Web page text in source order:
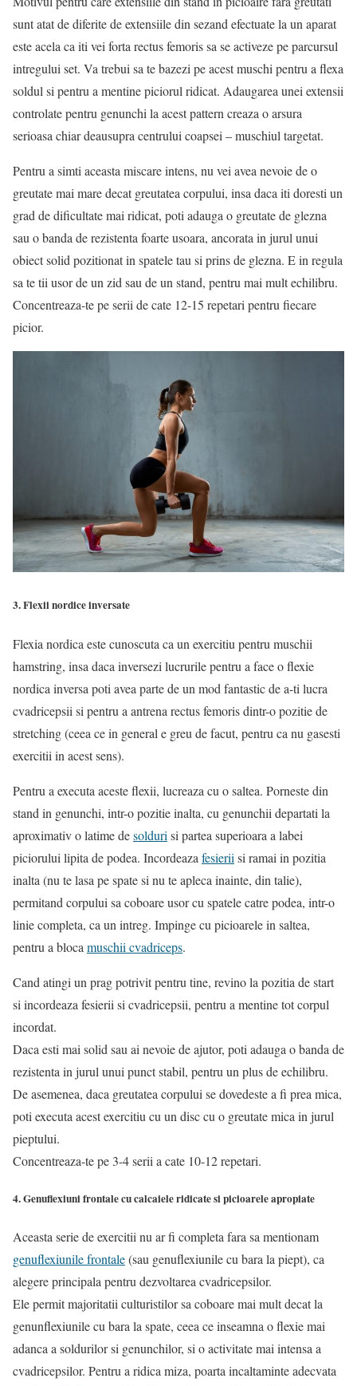
sunt atat de diferite de extensiile din sezand efectuate la un aparat
este acela ca iti vei forta rectus femoris sa se activeze pe parcursul
intregului set. Va trebui sa te bazezi pe acest muschi pentru a flexa
soldul si pentru a mentine piciorul ridicat. Adaugarea unei extensii
controlate pentru genunchi la acest pattern creaza o arsura
serioasa chiar deausupra centrului coapsei – muschiul targetat.
Pentru a simti aceasta miscare intens, nu vei avea nevoie de o
greutate mai mare decat greutatea corpului, insa daca iti doresti un
grad de dificultate mai ridicat, poti adauga o greutate de glezna
sau o banda de rezistenta foarte usoara, ancorata in jurul unui
obiect solid pozitionat in spatele tau si prins de glezna. E in regula
sa te tii usor de un zid sau de un stand, pentru mai mult echilibru.
Concentreaza-te pe serii de cate 12-15 repetari pentru fiecare
picior.
3. Flexii nordice inversate
Flexia nordica este cunoscuta ca un exercitiu pentru muschii
hamstring, insa daca inversezi lucrurile pentru a face o flexie
nordica inversa poti avea parte de un mod fantastic de a-ti lucra
cvadricepsii si pentru a antrena rectus femoris dintr-o pozitie de
stretching (ceea ce in general e greu de facut, pentru ca nu gasesti
exercitii in acest sens).
Pentru a executa aceste flexii, lucreaza cu o saltea. Porneste din
stand in genunchi, intr-o pozitie inalta, cu genunchii departati la
aproximativ o latime desolduri si partea superioara a labei
piciorului lipita de podea. Incordeaza fesierii si ramai in pozitia
inalta (nu te lasa pe spate si nu te apleca inainte, din talie),
permitand corpului sa coboare usor cu spatele catre podea, intr-o
linie completa, ca un intreg. Impinge cu picioarele in saltea,
pentru a bloca muschii cvadriceps.
Cand atingi un prag potrivit pentru tine, revino la pozitia de start
si incordeaza fesierii si cvadricepsii, pentru a mentine tot corpul
incordat.
Daca esti mai solid sau ai nevoie de ajutor, poti adauga o banda de
rezistenta in jurul unui punct stabil, pentru un plus de echilibru.
De asemenea, daca greutatea corpului se dovedeste a fi prea mica,
poti executa acest exercitiu cu un disc cu o greutate mica in jurul
pieptului.
Concentreaza-te pe 3-4 serii a cate 10-12 repetari.
4. Genuflexiuni frontale cu calcaiele ridicate si picioarele apropiate
Aceasta serie de exercitii nu ar fi completa fara sa mentionam
genuflexiunile frontale(sau genuflexiunile cu bara la piept), ca
alegere principala pentru dezvoltarea cvadricepsilor.
Ele permit majoritatii culturistilor sa coboare mai mult decat la
genunflexiunile cu bara la spate, ceea ce inseamna o flexie mai
adanca a soldurilor si genunchilor, si o activitate mai intensa a
cvadricepsilor. Pentru a ridica miza, poarta incaltaminte adecvata